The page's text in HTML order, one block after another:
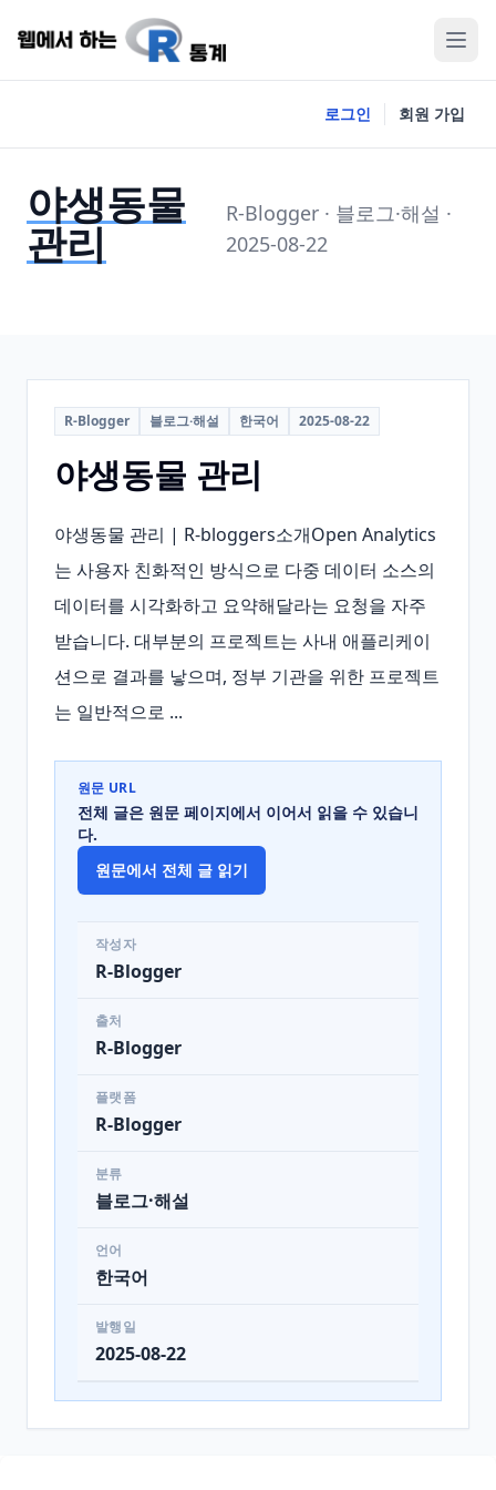
로그인 회원 가입
야생동물
관리
R-Blogger · 블로그·해설 ·
2025-08-22
R-Blogger 블로그·해설 한국어 2025-08-22
야생동물 관리
야생동물 관리 | R-bloggers소개Open Analytics
는 사용자 친화적인 방식으로 다중 데이터 소스의
데이터를 시각화하고 요약해달라는 요청을 자주
받습니다. 대부분의 프로젝트는 사내 애플리케이
션으로 결과를 낳으며, 정부 기관을 위한 프로젝트
는 일반적으로 ...
원문 URL
전체 글은 원문 페이지에서 이어서 읽을 수 있습니
다.
원문에서 전체 글 읽기
작성자
R-Blogger
출처
R-Blogger
플랫폼
R-Blogger
분류
블로그·해설
언어
한국어
발행일
2025-08-22